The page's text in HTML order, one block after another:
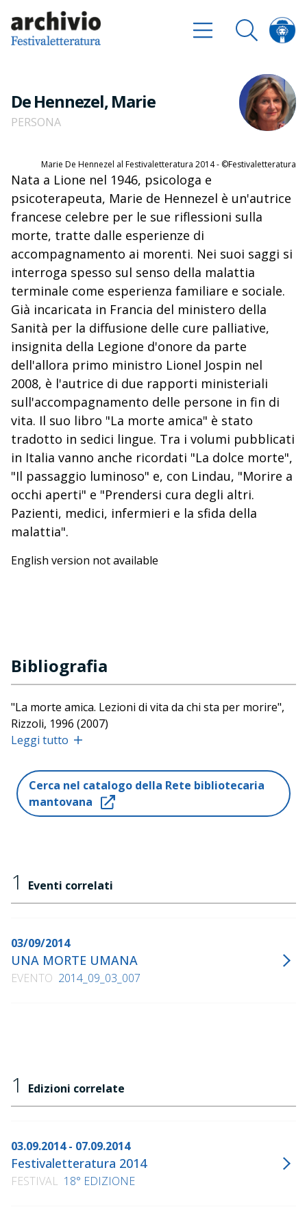
De Hennezel, Marie
PERSONA
Marie De Hennezel al Festivaletteratura 2014 - ©Festivaletteratura
Nata a Lione nel 1946, psicologa e
psicoterapeuta, Marie de Hennezel è un'autrice
francese celebre per le sue riflessioni sulla
morte, tratte dalle esperienze di
accompagnamento ai morenti. Nei suoi saggi si
interroga spesso sul senso della malattia
terminale come esperienza familiare e sociale.
Già incaricata in Francia del ministero della
Sanità per la diffusione delle cure palliative,
insignita della Legione d'onore da parte
dell'allora primo ministro Lionel Jospin nel
2008, è l'autrice di due rapporti ministeriali
sull'accompagnamento delle persone in fin di
vita. Il suo libro "La morte amica" è stato
tradotto in sedici lingue. Tra i volumi pubblicati
in Italia vanno anche ricordati "La dolce morte",
"Il passaggio luminoso" e, con Lindau, "Morire a
occhi aperti" e "Prendersi cura degli altri.
Pazienti, medici, infermieri e la sfida della
malattia".
English version not available
Bibliografia
"La morte amica. Lezioni di vita da chi sta per morire",
Rizzoli, 1996 (2007)
"Il passaggio luminoso", con Jean-Yves Leloup, Rizzoli,
"La dolce morte", Sonzogno, 2002 (Mondolibri, 2002)
"Morire a occhi aperti", in collaborazione con Nadège
Amar, Lindau, 2006 (2014)
la sfida della malattia", Lindau, 2008
Leggi tutto
Cerca nel catalogo della Rete bibliotecaria
mantovana
1 Eventi correlati
03/09/2014
UNA MORTE UMANA
EVENTO 2014_09_03_007
1 Edizioni correlate
03.09.2014 - 07.09.2014
Festivaletteratura 2014
FESTIVAL 18° EDIZIONE